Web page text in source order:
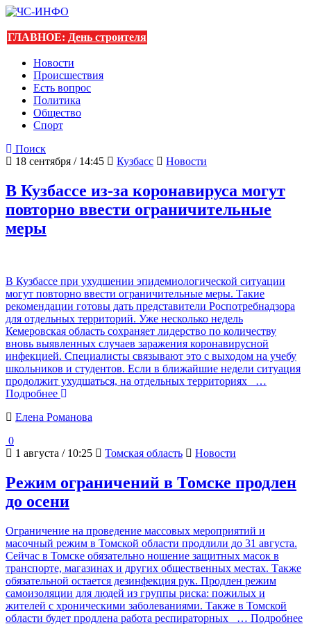
ГЛАВНОЕ: День строителя
Новости
Происшествия
Есть вопрос
Политика
Общество
Спорт
Поиск
18 сентября / 14:45
Кузбасс Новости
В Кузбассе из-за коронавируса могут
повторно ввести ограничительные
меры
В Кузбассе при ухудшении эпидемиологической ситуации
могут повторно ввести ограничительные меры. Такие
рекомендации готовы дать представители Роспотребнадзора
для отдельных территорий. Уже несколько недель
Кемеровская область сохраняет лидерство по количеству
вновь выявленных случаев заражения коронавирусной
инфекцией. Специалисты связывают это с выходом на учебу
школьников и студентов. Если в ближайшие недели ситуация
продолжит ухудшаться, на отдельных территориях
…
Подробнее
Елена Романова
0
1 августа / 10:25
Томская область Новости
Режим ограничений в Томске продлен
до осени
Ограничение на проведение массовых мероприятий и
масочный режим в Томской области продлили до 31 августа.
Сейчас в Томске обязательно ношение защитных масок в
транспорте, магазинах и других общественных местах. Также
обязательной остается дезинфекция рук. Продлен режим
самоизоляции для людей из группы риска: пожилых и
жителей с хроническими заболеваниями. Также в Томской
области будет продлена работа респираторных
… Подробнее